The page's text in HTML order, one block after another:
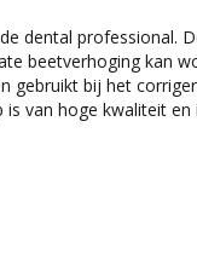
dental professional.
beetverhoging kan
gebruikt bij het
van hoge kwaliteit en